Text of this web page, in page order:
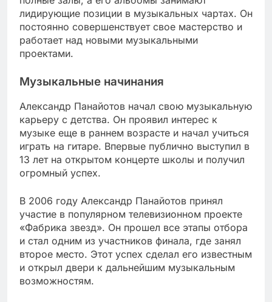
лидирующие позиции в музыкальных чартах. Он
постоянно совершенствует свое мастерство и
работает над новыми музыкальными
проектами.
Музыкальные начинания
Александр Панайотов начал свою музыкальную
карьеру с детства. Он проявил интерес к
музыке еще в раннем возрасте и начал учиться
играть на гитаре. Впервые публично выступил в
13 лет на открытом концерте школы и получил
огромный успех.
В 2006 году Александр Панайотов принял
участие в популярном телевизионном проекте
«Фабрика звезд». Он прошел все этапы отбора
и стал одним из участников финала, где занял
второе место. Этот успех сделал его известным
и открыл двери к дальнейшим музыкальным
возможностям.